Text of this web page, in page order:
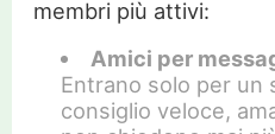
membri più attivi:
Amici per
Entrano solo per un
consiglio veloce,